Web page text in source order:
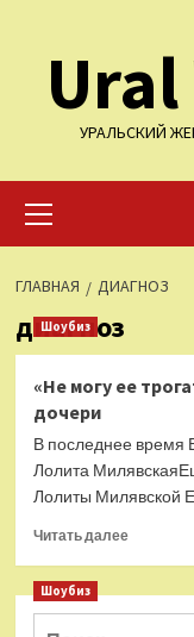
содержимому
УРАЛЬСКИЙ
меню
ГЛАВНАЯ ДИАГНОЗ
диагноз
Шоубиз
«Не могу ее
дочери
В последнее время
Лолита
Лолиты Милявской
Читать далееПрочитать
«Не
Шоубиз
Даня Милохин